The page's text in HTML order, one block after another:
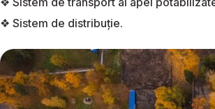
❖ Sistem de distribuție.